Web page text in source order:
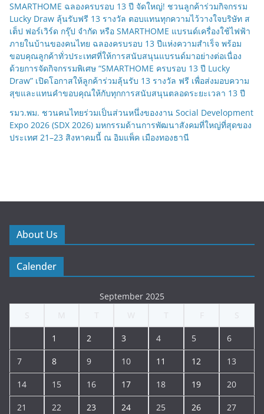
SMARTHOME ฉลองครบรอบ 13 ปี จัดใหญ่! ชวนลูกค้าร่วมกิจกรรม
Lucky Draw ลุ้นรับฟรี 13 รางวัล ตอบแทนทุกความไว้วางใจบริษัท ส
เต็ป ฟอร์เวิร์ด กรุ๊ป จำกัด หรือ SMARTHOME แบรนด์เครื่องใช้ไฟฟ้า
ภายในบ้านของคนไทย ฉลองครบรอบ 13 ปีแห่งความสำเร็จ พร้อม
ขอบคุณลูกค้าทั่วประเทศที่ให้การสนับสนุนแบรนด์มาอย่างต่อเนื่อง
ด้วยการจัดกิจกรรมพิเศษ “SMARTHOME ครบรอบ 13 ปี Lucky
Draw” เปิดโอกาสให้ลูกค้าร่วมลุ้นรับ 13 รางวัล ฟรี เพื่อส่งมอบความ
สุขและแทนคำขอบคุณให้กับทุกการสนับสนุนตลอดระยะเวลา 13 ปี
รมว.พม. ชวนคนไทยร่วมเป็นส่วนหนึ่งของงาน Social Development
Expo 2026 (SDX 2026) มหกรรมด้านการพัฒนาสังคมที่ใหญ่ที่สุดของ
ประเทศ 21–23 สิงหาคมนี้ ณ อิมแพ็ค เมืองทองธานี
About Us
Calender
September 2025
1 2 3 4 5 6
7 8 9 10 11 12 13
14 15 16 17 18 19 20
21 22 23 24 25 26 27